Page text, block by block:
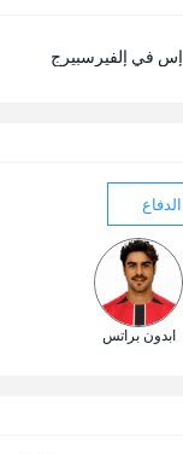
إس في إلفيرسبيرج
الدفاع
ابدون براتس